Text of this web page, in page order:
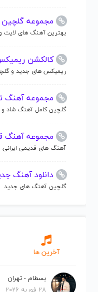
مجموعه
بهترین آهنگ های لایت
کالکشن
ریمیکس های جدید و
مجموعه آهنگ
گلچین کامل آهنگ شاد و
مجموعه آهنگ
آهنگ های قدیمی ایرانی
دانلود آهنگ
گلچین آهنگ های جدید
آخرین ها
بسطام - تهران
28 فوریه 2026